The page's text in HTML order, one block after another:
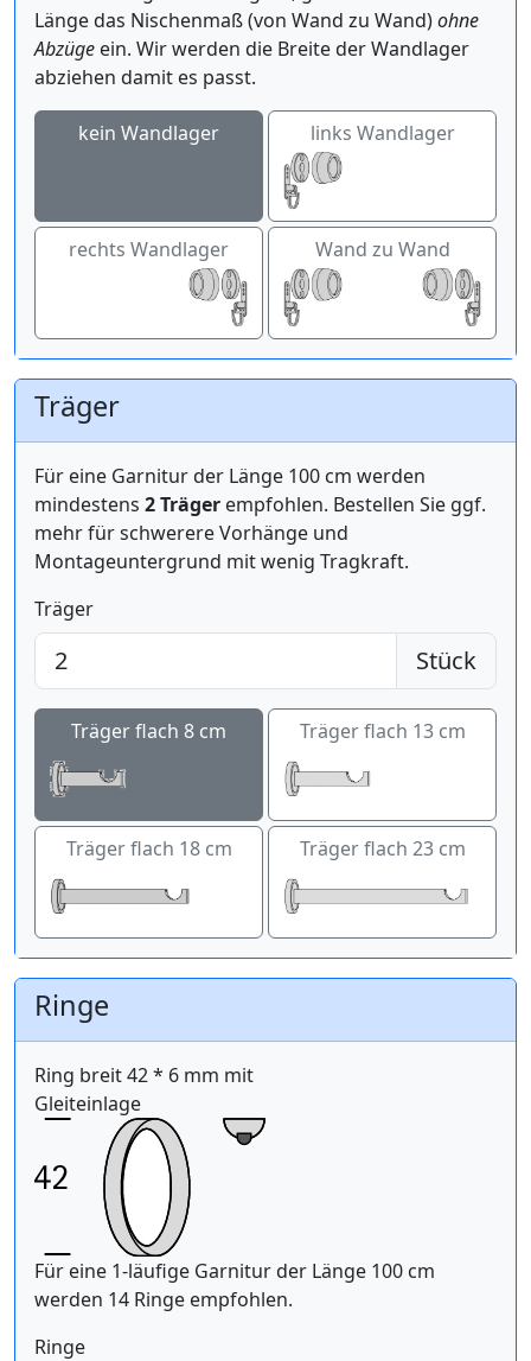
Länge das Nischenmaß (von Wand zu Wand)ohne
Abzüge ein. Wir werden die Breite der Wandlager
abziehen damit es passt.
kein Wandlager links Wandlager
rechts Wandlager Wand zu Wand
Träger
Für eine Garnitur der Länge 100 cm werden
mindestens 2 Träger empfohlen. Bestellen Sie ggf.
mehr für schwerere Vorhänge und
Montageuntergrund mit wenig Tragkraft.
Träger
Stück
Träger flach 8 cm Träger flach 13 cm
Träger flach 18 cm Träger flach 23 cm
Ringe
Ring breit 42 * 6 mm mit
Gleiteinlage
Für eine 1-läufige Garnitur der Länge 100 cm
werden 14 Ringe empfohlen.
Ringe